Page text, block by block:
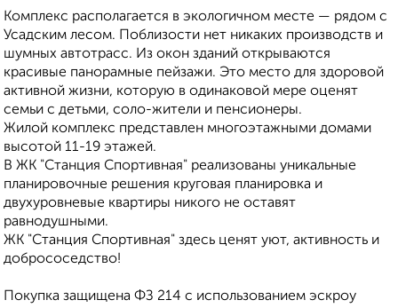
Комплекс располагается в экологичном месте — рядом с
Усадским лесом. Поблизости нет никаких производств и
шумных автотрасс. Из окон зданий открываются
красивые панорамные пейзажи. Это место для здоровой
активной жизни, которую в одинаковой мере оценят
семьи с детьми, соло-жители и пенсионеры.
Жилой комплекс представлен многоэтажными домами
высотой 11-19 этажей.
В ЖК "Станция Спортивная" реализованы уникальные
планировочные решения круговая планировка и
двухуровневые квартиры никого не оставят
равнодушными.
ЖК "Станция Спортивная" здесь ценят уют, активность и
добрососедство!
Покупка защищена ФЗ 214 с использованием эскроу